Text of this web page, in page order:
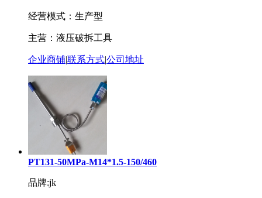
经营模式：生产型
主营：液压破拆工具
企业商铺|联系方式|公司地址
PT131-50MPa-M14*1.5-150/460
品牌:jk